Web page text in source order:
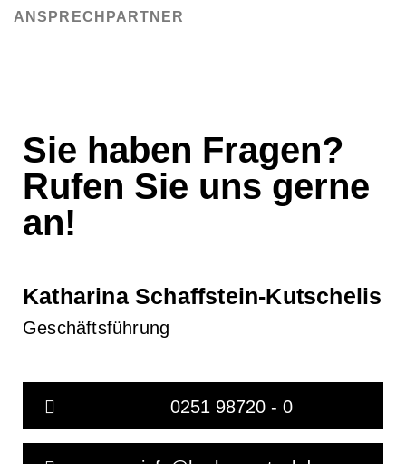
ANSPRECHPARTNER
Sie haben Fragen?
Rufen Sie uns gerne
an!
Katharina Schaffstein-Kutschelis
Geschäftsführung
0251 98720 - 0